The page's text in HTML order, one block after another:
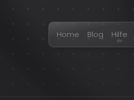
Home Blog Hilfe